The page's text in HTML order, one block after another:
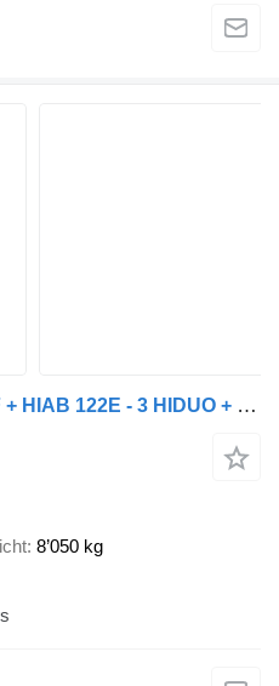
Fruehauf MET 3 AXLE SAF + HIAB 122E - 3 HIDUO + REMOTE CONTROL
8’050 kg